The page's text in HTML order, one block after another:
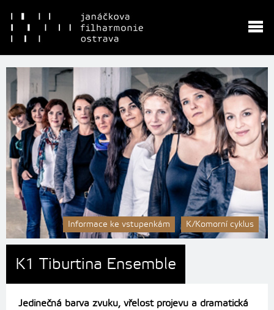
Informace ke vstupenkám K/Komorní cyklus
K1 Tiburtina Ensemble
Jedinečná barva zvuku, vřelost projevu a dramatická